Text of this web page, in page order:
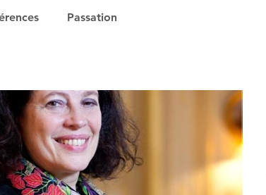
Passation